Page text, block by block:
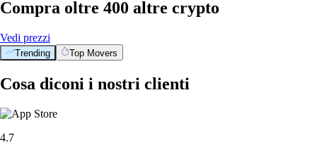
Compra oltre 400 altre crypto
Vedi prezzi
Trending Top Movers
Cosa diconi i nostri clienti
4.7